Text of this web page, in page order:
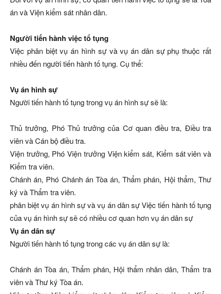
án và Viện kiểm sát nhân dân.
Người tiến hành việc tổ tụng
Việc phân biệt vụ án hình sự và vụ án dân sự phụ thuộc rất
nhiều đến người tiến hành tố tụng. Cụ thể:
Vụ án hình sự
Người tiến hành tố tụng trong vụ án hình sự sẽ là:
Thủ trưởng, Phó Thủ trưởng của Cơ quan điều tra, Điều tra
viên và Cán bộ điều tra.
Viện trưởng, Phó Viện trưởng Viện kiểm sát, Kiểm sát viên và
Kiểm tra viên.
Chánh án, Phó Chánh án Tòa án, Thẩm phán, Hội thẩm, Thư
ký và Thẩm tra viên.
phân biệt vụ án hình sự và vụ án dân sự Việc tiến hành tố tụng
của vụ án hình sự sẽ có nhiều cơ quan hơn vụ án dân sự
Vụ án dân sự
Người tiến hành tố tụng trong các vụ án dân sự là:
Chánh án Tòa án, Thẩm phán, Hội thẩm nhân dân, Thẩm tra
viên và Thư ký Tòa án.